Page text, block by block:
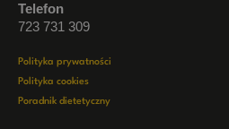
Telefon
723 731 309
Polityka prywatności
Polityka cookies
Poradnik dietetyczny